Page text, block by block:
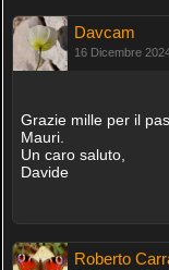
Davcam
16 Dicembre
Grazie mille per il
Mauri.
Un caro saluto,
Davide
Roberto